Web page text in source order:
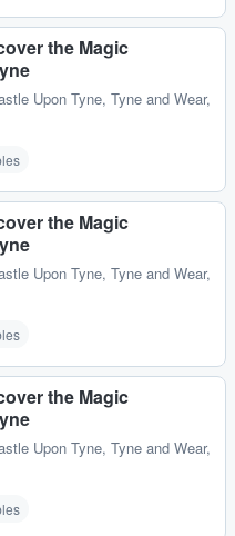
the Magic
Upon Tyne, Tyne and Wear,
the Magic
Upon Tyne, Tyne and Wear,
the Magic
Upon Tyne, Tyne and Wear,